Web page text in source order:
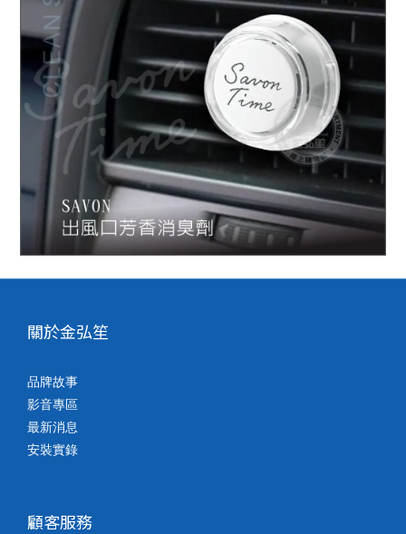
關於金弘笙
品牌故事
影音專區
最新消息
安裝實錄
顧客服務